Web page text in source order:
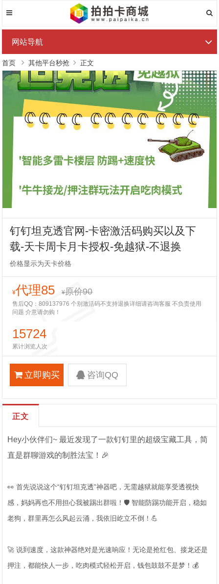
网站导航
首页 其他平台秒抢 正文
钉钉坦克透官网-卡密激活码购买以及下
载-天卡周卡月卡授权-免越狱-不退换
价格显示为天卡价格
¥代理85 ¥原价90
售后QQ：809137976 个别激活码不支持退换详细请咨询客服 不负责使用
问题 介意请勿购！
15724
累计浏览人次
立即购买 咨询QQ
正文
Hey小伙伴们~ 最近发现了一款钉钉里的超级宝藏工具，简
直是群聊游戏的制胜法宝！🎉
👀 首先说说这个“钉钉坦克透”神器吧，无需越狱就能享受透视快
感，妈妈再也不用担心我被踢出群啦！🛡️ 智能防踢功能开启，稳如
老狗，群里再怎么风起云涌，我依旧屹立不倒！💪
🚀 说到速度，这款神器绝对是光速响应！无论是抢红包、接龙还是
押注，都能快人一步，吃肉模式轻松开启，钱包鼓鼓不是梦！💰